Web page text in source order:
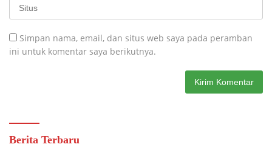
Simpan nama, email, dan situs web saya pada peramban
ini untuk komentar saya berikutnya.
Berita Terbaru